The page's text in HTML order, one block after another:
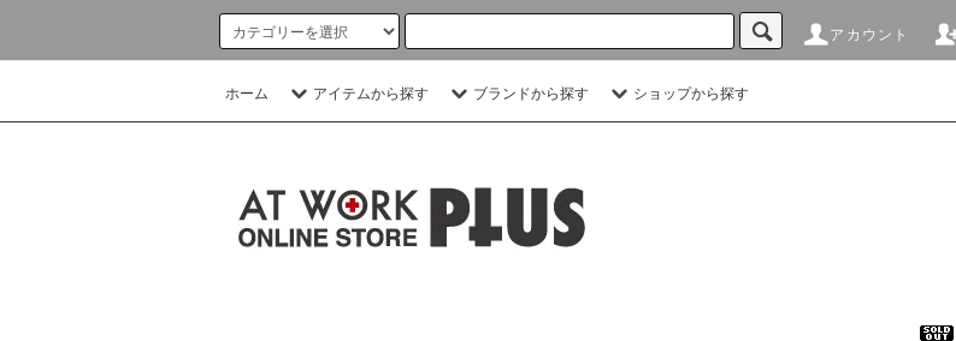
アカウント
ホーム アイテムから探す ブランドから探す ショップから探す